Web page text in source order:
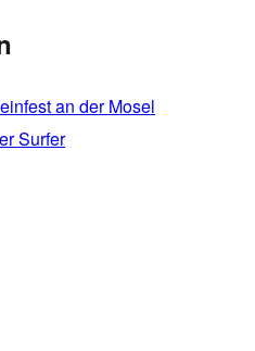
an der Mosel
Surfer